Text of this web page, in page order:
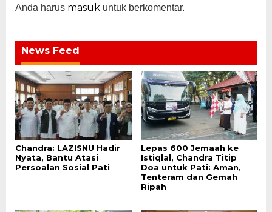
Anda harus masuk untuk berkomentar.
News Feed
Chandra: LAZISNU Hadir
Nyata, Bantu Atasi
Persoalan Sosial Pati
Lepas 600 Jemaah ke
Istiqlal, Chandra Titip
Doa untuk Pati: Aman,
Tenteram dan Gemah
Ripah